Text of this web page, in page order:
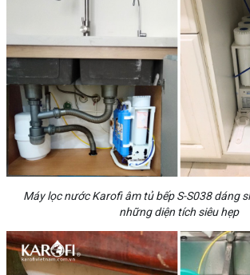
Máy lọc nước Karofi âm tủ bếp S-S038 dáng
những diện tích siêu hẹp